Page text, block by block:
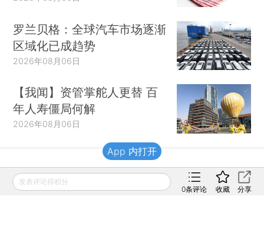
罗兰贝格：全球汽车市场逐渐
区域化已成趋势
2026年08月06日
【我闻】资管掌舵人更替 百
年人寿僵局何解
2026年08月06日
财新移动
发表评论得积分
0条评论 收藏 分享
App 内打开